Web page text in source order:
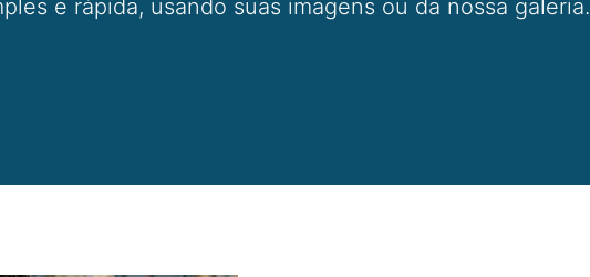
e rápida, usando suas imagens ou da nossa galeria.